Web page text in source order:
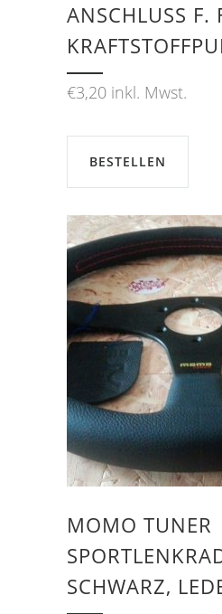
ANSCHLUSS F.
€3,20 inkl. Mwst.
BESTELLEN
MOMO TUNER
SCHWARZ,